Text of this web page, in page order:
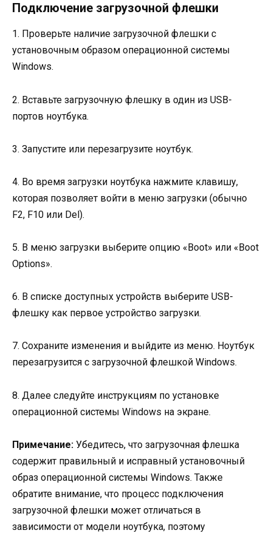
Подключение загрузочной флешки
1. Проверьте наличие загрузочной флешки с
установочным образом операционной системы
Windows.
2. Вставьте загрузочную флешку в один из USB-
портов ноутбука.
3. Запустите или перезагрузите ноутбук.
4. Во время загрузки ноутбука нажмите клавишу,
которая позволяет войти в меню загрузки (обычно
F2, F10 или Del).
5. В меню загрузки выберите опцию «Boot» или «Boot
Options».
6. В списке доступных устройств выберите USB-
флешку как первое устройство загрузки.
7. Сохраните изменения и выйдите из меню. Ноутбук
перезагрузится с загрузочной флешкой Windows.
8. Далее следуйте инструкциям по установке
операционной системы Windows на экране.
Примечание: Убедитесь, что загрузочная флешка
содержит правильный и исправный установочный
образ операционной системы Windows. Также
обратите внимание, что процесс подключения
загрузочной флешки может отличаться в
зависимости от модели ноутбука, поэтому